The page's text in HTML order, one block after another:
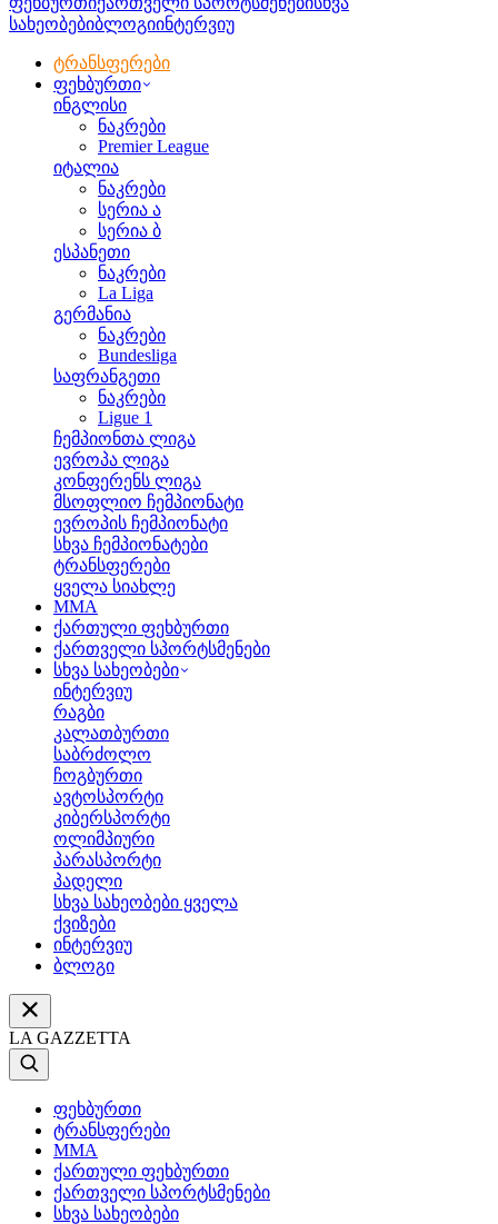
სახეობებიბლოგიინტერვიუ
ტრანსფერები
ფეხბურთი
ინგლისი
ნაკრები
Premier League
იტალია
ნაკრები
სერია ა
სერია ბ
ესპანეთი
ნაკრები
La Liga
გერმანია
ნაკრები
Bundesliga
საფრანგეთი
ნაკრები
Ligue 1
ჩემპიონთა ლიგა
ევროპა ლიგა
კონფერენს ლიგა
მსოფლიო ჩემპიონატი
ევროპის ჩემპიონატი
სხვა ჩემპიონატები
ტრანსფერები
ყველა სიახლე
MMA
ქართული ფეხბურთი
ქართველი სპორტსმენები
სხვა სახეობები
ინტერვიუ
რაგბი
კალათბურთი
საბრძოლო
ჩოგბურთი
ავტოსპორტი
კიბერსპორტი
ოლიმპიური
პარასპორტი
პადელი
სხვა სახეობები ყველა
ქვიზები
ინტერვიუ
ბლოგი
LA GAZZETTA
ფეხბურთი
ტრანსფერები
MMA
ქართული ფეხბურთი
ქართველი სპორტსმენები
სხვა სახეობები